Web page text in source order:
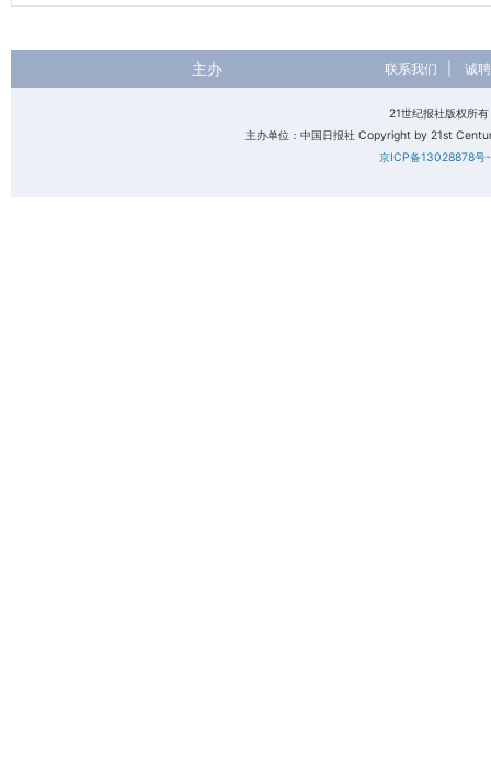
主办 联系我们 诚
21世纪报社版权所
主办单位：中国日报社 Copyright by 21st
京ICP备13028878号